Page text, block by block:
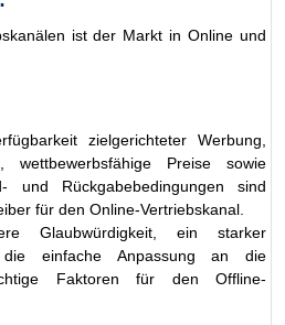
ist der Markt in Online und
zielgerichteter Werbung,
wettbewerbsfähige Preise sowie
und Rückgabebedingungen sind
für den Online-Vertriebskanal.
Glaubwürdigkeit, ein starker
die einfache Anpassung an die
Faktoren für den Offline-